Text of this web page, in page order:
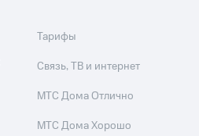
Тарифы
Связь, ТВ и интернет
МТС Дома Отлично
МТС Дома Хорошо